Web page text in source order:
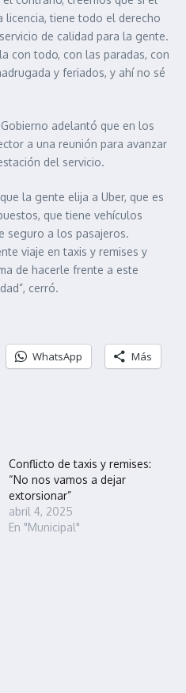
licencia, tiene todo el derecho
de calidad para la gente.
con todo, con las paradas, con
y feriados, y ahí no sé
adelantó que en los
a una reunión para avanzar
del servicio.
la gente elija a Uber, que es
que tiene vehículos
seguro a los pasajeros.
viaje en taxis y remises y
de hacerle frente a este
cerró.
WhatsApp Más
Conflicto de taxis y remises:
“No nos vamos a dejar
extorsionar”
abril 4, 2025
En "Municipal"